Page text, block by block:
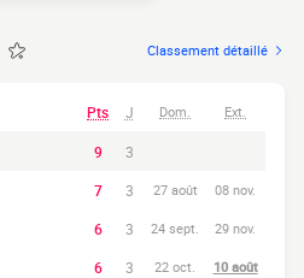
Classement détaillé
Pts J Dom. Ext.
9
3
7 3 27 août 08 nov.
6 3 24 sept. 29 nov.
6 3 22 oct. 10 août